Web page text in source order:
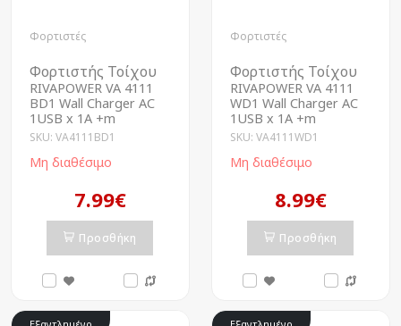
Φορτιστές
Φορτιστής Τοίχου
RIVAPOWER VA 4111
BD1 Wall Charger AC
1USB x 1A +m
SKU: VA4111BD1
Μη διαθέσιμο
7.99€
Προσθήκη
Φορτιστές
Φορτιστής Τοίχου
RIVAPOWER VA 4111
WD1 Wall Charger AC
1USB x 1A +m
SKU: VA4111WD1
Μη διαθέσιμο
8.99€
Προσθήκη